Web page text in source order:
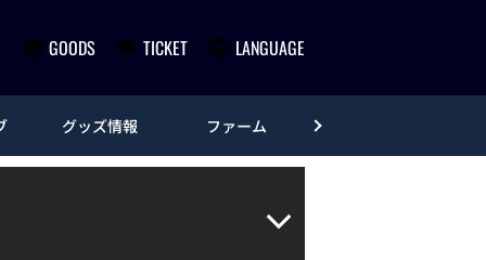
GOODS TICKET LANGUAGE
グッズ情報 ファーム